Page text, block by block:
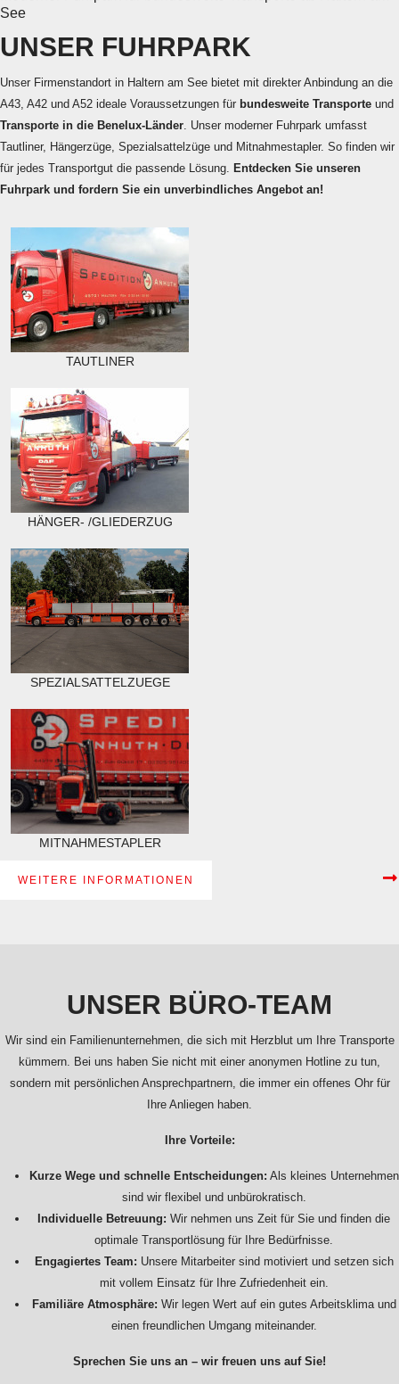
See
UNSER FUHRPARK
Unser Firmenstandort in Haltern am See bietet mit direkter Anbindung an die
A43, A42 und A52 ideale Voraussetzungen für bundesweite Transporte und
Transporte in die Benelux-Länder . Unser moderner Fuhrpark umfasst
Tautliner, Hängerzüge, Spezialsattelzüge und Mitnahmestapler. So finden wir
für jedes Transportgut die passende Lösung.
Entdecken Sie unseren
Fuhrpark und fordern Sie ein unverbindliches Angebot an!
TAUTLINER
HÄNGER- /GLIEDERZUG
SPEZIALSATTELZUEGE
MITNAHMESTAPLER
WEITERE INFORMATIONEN
UNSER BÜRO-TEAM
Wir sind ein Familienunternehmen, die sich mit Herzblut um Ihre Transporte
kümmern. Bei uns haben Sie nicht mit einer anonymen Hotline zu tun,
sondern mit persönlichen Ansprechpartnern, die immer ein offenes Ohr für
Ihre Anliegen haben.
Ihre Vorteile:
Kurze Wege und schnelle Entscheidungen: Als kleines Unternehmen
sind wir flexibel und unbürokratisch.
Individuelle Betreuung: Wir nehmen uns Zeit für Sie und finden die
optimale Transportlösung für Ihre Bedürfnisse.
Engagiertes Team: Unsere Mitarbeiter sind motiviert und setzen sich
mit vollem Einsatz für Ihre Zufriedenheit ein.
Familiäre Atmosphäre: Wir legen Wert auf ein gutes Arbeitsklima und
einen freundlichen Umgang miteinander.
Sprechen Sie uns an – wir freuen uns auf Sie!